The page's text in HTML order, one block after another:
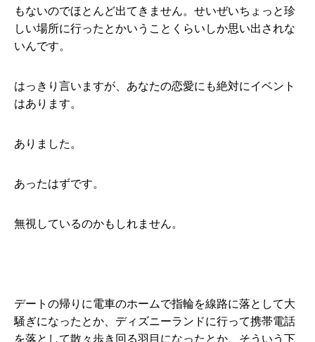
もないのでほとんど出てきません。せいぜいちょっと珍
しい場所に行ったとかいうことくらいしか思い出されな
いんです。
はっきり言いますが、あなたの恋愛にも絶対にイベント
はあります。
ありました。
あったはずです。
無視しているのかもしれません。
デートの帰りに電車のホームで指輪を線路に落として大
騒ぎになったとか、ディズニーランドに行って携帯電話
を落として散々歩き回る羽目になったとか、そういう下